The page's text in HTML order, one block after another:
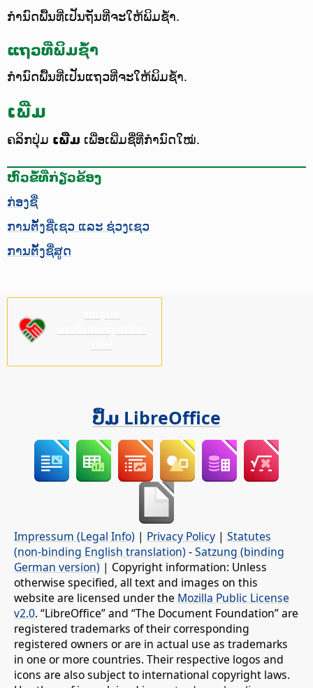
ກຳນົດພື້ນທີ່ເປັນຖັນທີ່ຈະໃຫ້ພິມຊ້ຳ.
ແຖວທີ່ພິມຊ້ຳ
ກຳນົດພື້ນທີ່ເປັນແຖວທີ່ຈະໃຫ້ພິມຊ້ຳ.
ເພີ່ມ
ຄລິກປຸ່ມ ເພີ່ມ ເພື່ອເພີ່ມຊື່ທີ່ກຳນົດໃໝ່.
ຫົວຂໍ້ທີ່ກ່ຽວຂ້ອງ
ກ່ອງຊື່
ການຕັ້ງຊື່ເຊວ ແລະ ຊ່ວງເຊວ
ການຕັ້ງຊື່ສູດ
ປຶ້ມ LibreOffice
Impressum (Legal Info) | Privacy Policy | Statutes
(non-binding English translation) -Satzung (binding
German version) | Copyright information: Unless
otherwise specified, all text and images on this
website are licensed under the Mozilla Public License
v2.0. “LibreOffice” and “The Document Foundation” are
registered trademarks of their corresponding
registered owners or are in actual use as trademarks
in one or more countries. Their respective logos and
icons are also subject to international copyright laws.